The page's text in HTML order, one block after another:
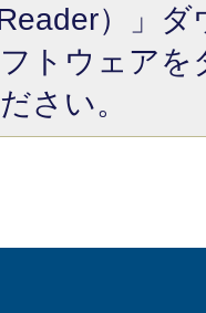
）」
トウェア
さい。